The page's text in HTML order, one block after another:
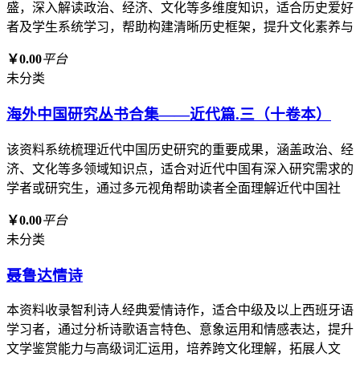
盛，深入解读政治、经济、文化等多维度知识，适合历史爱好
者及学生系统学习，帮助构建清晰历史框架，提升文化素养与
￥0.00平台
未分类
海外中国研究丛书合集——近代篇.三（十卷本）
该资料系统梳理近代中国历史研究的重要成果，涵盖政治、经
济、文化等多领域知识点，适合对近代中国有深入研究需求的
学者或研究生，通过多元视角帮助读者全面理解近代中国社
￥0.00平台
未分类
聂鲁达情诗
本资料收录智利诗人经典爱情诗作，适合中级及以上西班牙语
学习者，通过分析诗歌语言特色、意象运用和情感表达，提升
文学鉴赏能力与高级词汇运用，培养跨文化理解，拓展人文